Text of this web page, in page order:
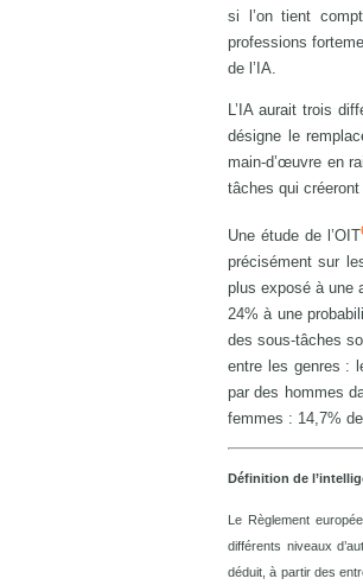
si l’on tient
professions
de l’IA.
L’IA aurait trois
désigne le
main-d’œuvre en
tâches qui créeront
Une étude de l’OIT
précisément sur
plus exposé à une
24% à une
des sous-tâches
entre les genres :
par des hommes
femmes : 14,7%
Définition de
Le Règlement
différents niveaux
déduit, à partir des